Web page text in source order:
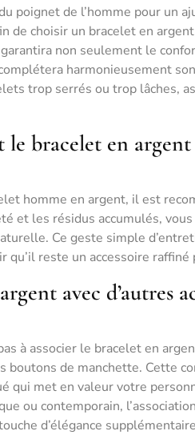
poignet de l’homme pour un
de choisir un bracelet en
non seulement le
harmonieusement
trop serrés ou trop lâches,
bracelet en
homme en argent, il est
et les résidus accumulés,
Ce geste simple
qu’il reste un accessoire
avec d’autres
à associer le bracelet en
boutons de manchette. Cette
qui met en valeur votre
ou contemporain,
d’élégance